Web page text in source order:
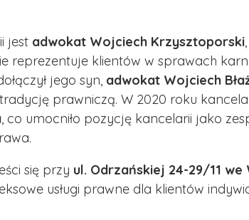
jest adwokat Wojciech Krzysztoporski
reprezentuje klientów w sprawach
jego syn, adwokat Wojciech
prawniczą. W 2020 roku
, co umocniło pozycję kancelarii jako
się przy ul. Odrzańskiej 24-29/11 we
usługi prawne dla klientów